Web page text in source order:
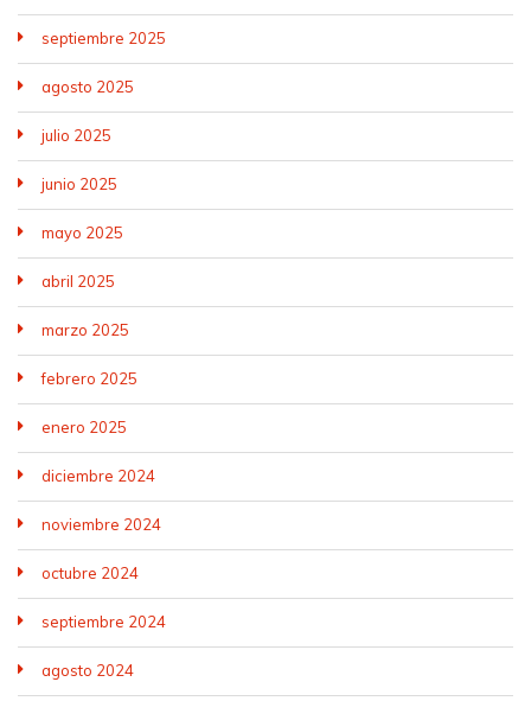
septiembre 2025
agosto 2025
julio 2025
junio 2025
mayo 2025
abril 2025
marzo 2025
febrero 2025
enero 2025
diciembre 2024
noviembre 2024
octubre 2024
septiembre 2024
agosto 2024